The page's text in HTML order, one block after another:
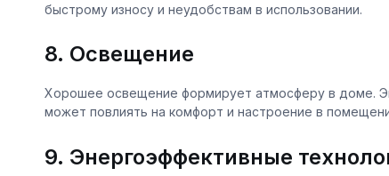
быстрому износу и неудобствам в использовании.
8. Освещение
Хорошее освещение формирует атмосферу в доме.
может повлиять на комфорт и настроение в
9. Энергоэффективные